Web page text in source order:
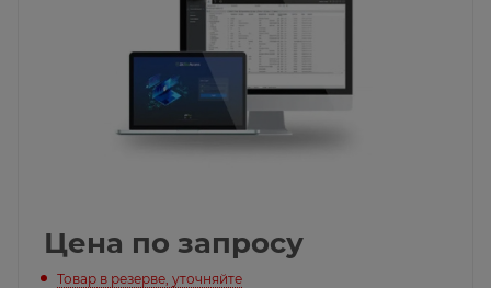
Цена по запросу
Товар в резерве, уточняйте